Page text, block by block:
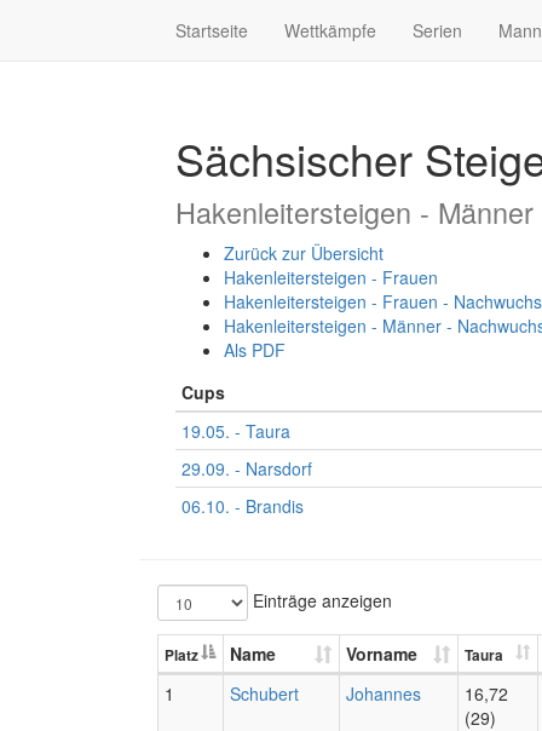
Startseite Wettkämpfe Serien
Sächsischer
Hakenleitersteigen - Männer
Zurück zur Übersicht
Hakenleitersteigen - Frauen
Hakenleitersteigen - Frauen - Nachwuchs
Hakenleitersteigen - Männer -
Als PDF
Cups
19.05. - Taura
29.09. - Narsdorf
06.10. - Brandis
Einträge anzeigen
Platz Name Vorname Taura
1 Schubert Johannes
16,72
(29)